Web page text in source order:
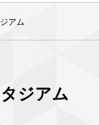
アム
ジアム